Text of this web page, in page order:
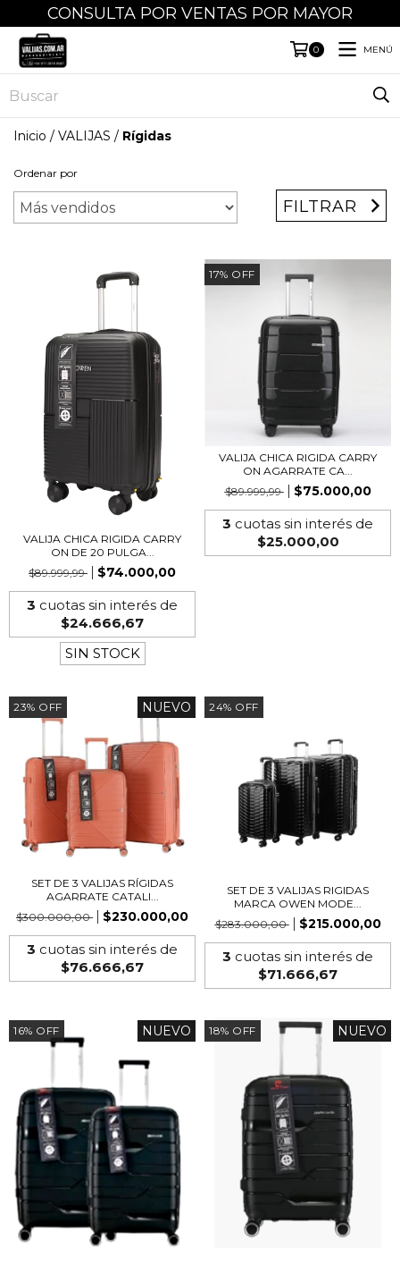
CONSULTA POR VENTAS POR MAYOR
0 MENÚ
Inicio / VALIJAS / Rígidas
Ordenar por
FILTRAR
VALIJA CHICA RIGIDA CARRY
ON DE 20 PULGA...
$89.999,99
$74.000,00
3 cuotas sin interés de
$24.666,67
SIN STOCK
17% OFF
VALIJA CHICA RIGIDA CARRY
ON AGARRATE CA...
$89.999,99
$75.000,00
3 cuotas sin interés de
$25.000,00
23% OFF NUEVO
SET DE 3 VALIJAS RÍGIDAS
AGARRATE CATALI...
$300.000,00
$230.000,00
3 cuotas sin interés de
$76.666,67
24% OFF
SET DE 3 VALIJAS RIGIDAS
MARCA OWEN MODE...
$283.000,00
$215.000,00
3 cuotas sin interés de
$71.666,67
16% OFF NUEVO 18% OFF NUEVO